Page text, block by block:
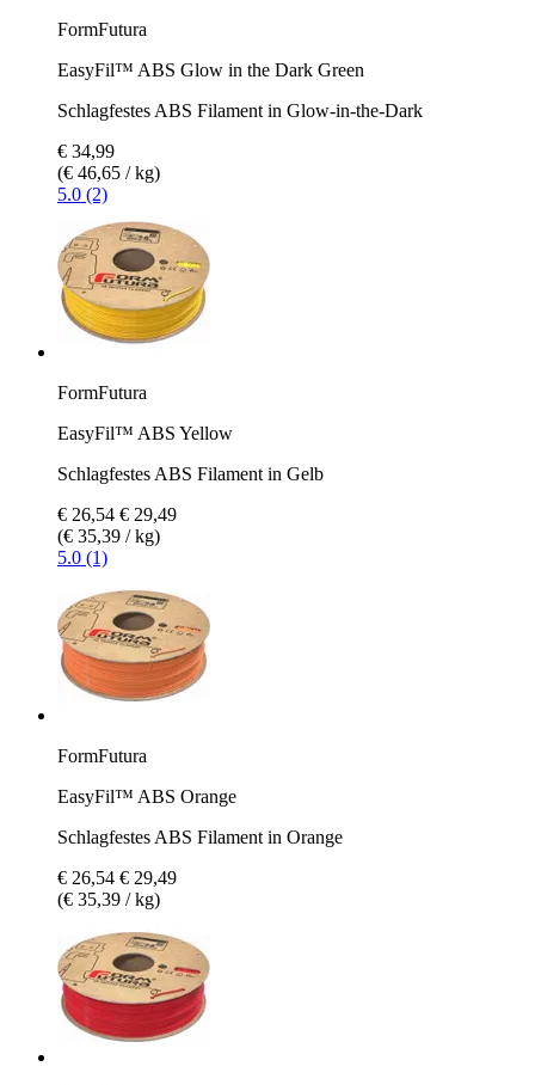
FormFutura
EasyFil™ ABS Glow in the Dark Green
Schlagfestes ABS Filament in Glow-in-the-Dark
€ 34,99
(€ 46,65 / kg)
5.0 (2)
FormFutura
EasyFil™ ABS Yellow
Schlagfestes ABS Filament in Gelb
€ 26,54 € 29,49
(€ 35,39 / kg)
5.0 (1)
FormFutura
EasyFil™ ABS Orange
Schlagfestes ABS Filament in Orange
€ 26,54 € 29,49
(€ 35,39 / kg)